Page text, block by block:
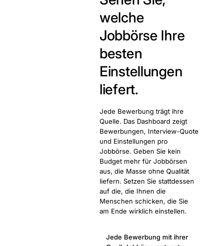
welche
Jobbörse Ihre
besten
Einstellungen
liefert.
Jede Bewerbung trägt ihre
Quelle. Das Dashboard zeigt
Bewerbungen, Interview-Quote
und Einstellungen pro
Jobbörse. Geben Sie kein
Budget mehr für Jobbörsen
aus, die Masse ohne Qualität
liefern. Setzen Sie stattdessen
auf die, die Ihnen die
Menschen schicken, die Sie
am Ende wirklich einstellen.
Jede Bewerbung mit ihrer